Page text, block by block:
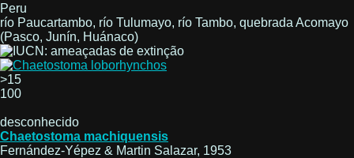
Peru
río Paucartambo, río Tulumayo, río Tambo, quebrada Acomayo
(Pasco, Junín, Huánaco)
>15
100
desconhecido
Chaetostoma machiquensis
Fernández-Yépez & Martin Salazar, 1953